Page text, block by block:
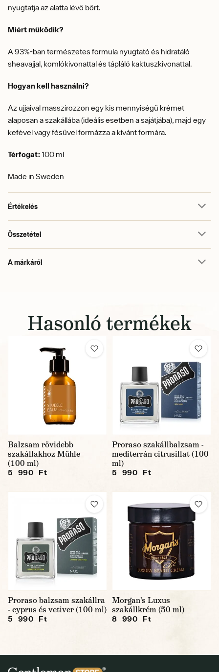
nyugtatja az alatta lévő bőrt.
Miért működik?
A 93%-ban természetes formula nyugtató és hidratáló
sheavajjal, komlókivonattal és tápláló kaktuszkivonattal.
Hogyan kell használni?
Az ujjaival masszírozzon egy kis mennyiségű krémet
alaposan a szakállába (ideális esetben a sajátjába), majd egy
kefével vagy fésűvel formázza a kívánt formára.
Térfogat: 100 ml
Made in Sweden
Értékelés
Összetétel
A márkáról
Hasonló termékek
Balzsam rövidebb
szakállakhoz Mühle
(100 ml)
5 990 Ft
Proraso szakállbalzsam -
mediterrán citrusillat (100
ml)
5 990 Ft
Proraso balzsam szakállra
- cyprus és vetiver (100 ml)
5 990 Ft
Morgan's Luxus
szakállkrém (50 ml)
8 990 Ft